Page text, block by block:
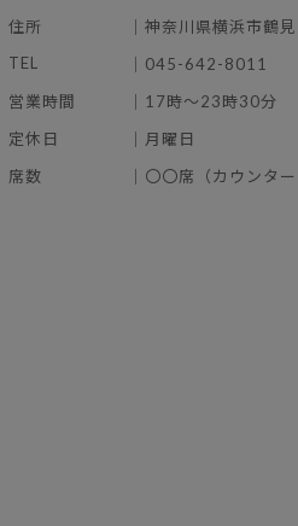
住所
｜神奈川県横浜市鶴
TEL
｜045-642-8011
営業時間
｜17時〜23時30分
定休日
｜月曜日
席数
｜〇〇席（カウンター